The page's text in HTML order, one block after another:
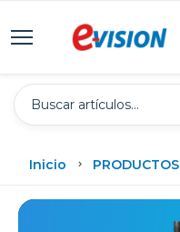
Inicio PRODUCTOS